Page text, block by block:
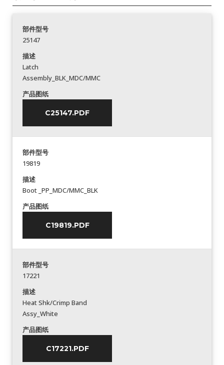
部件型号
25147
描述
Latch
Assembly_BLK_MDC/MMC
产品图纸
C25147.PDF
部件型号
19819
描述
Boot _PP_MDC/MMC_BLK
产品图纸
C19819.PDF
部件型号
17221
描述
Heat Shk/Crimp Band
Assy_White
产品图纸
C17221.PDF